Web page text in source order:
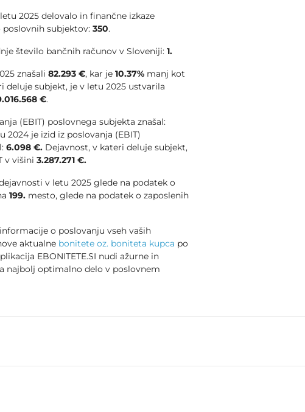
2025 delovalo in finančne izkaze
subjektov: 350.
število bančnih računov v Sloveniji: 1.
znašali 82.293 €, kar je 10.37% manj kot
deluje subjekt, je v letu 2025 ustvarila
€.
(EBIT) poslovnega subjekta znašal:
2024 je izid iz poslovanja (EBIT)
6.098 €. Dejavnost, v kateri deluje subjekt,
v višini 3.287.271 €.
v letu 2025 glede na podatek o
199. mesto, glede na podatek o zaposlenih
o poslovanju vseh vaših
aktualne bonitete oz. boniteta kupca po
EBONITETE.SI nudi ažurne in
najbolj optimalno delo v poslovnem